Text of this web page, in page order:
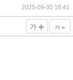
2025-09-30 16:41
가 + 가 -